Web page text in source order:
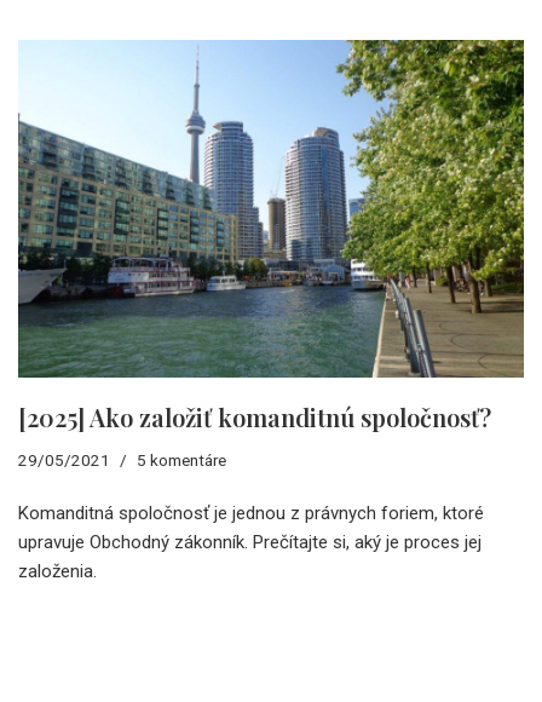
[2025] Ako založiť komanditnú spoločnosť?
29/05/2021 5 komentáre
Komanditná spoločnosť je jednou z právnych foriem, ktoré
upravuje Obchodný zákonník. Prečítajte si, aký je proces jej
založenia.